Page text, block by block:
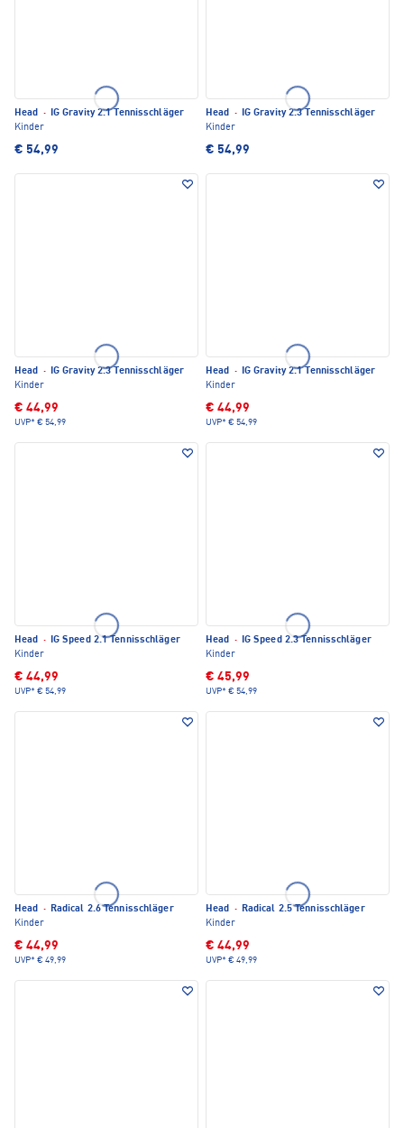
Head · IG Gravity 2.1 Tennisschläger
Kinder
€ 54,99
Head · IG Gravity 2.3 Tennisschläger
Kinder
€ 54,99
Head · IG Gravity 2.3 Tennisschläger
Kinder
€ 44,99
UVP* € 54,99
Head · IG Gravity 2.1 Tennisschläger
Kinder
€ 44,99
UVP* € 54,99
Head · IG Speed 2.1 Tennisschläger
Kinder
€ 44,99
UVP* € 54,99
Head · IG Speed 2.3 Tennisschläger
Kinder
€ 45,99
UVP* € 54,99
Head · Radical 2.6 Tennisschläger
Kinder
€ 44,99
UVP* € 49,99
Head · Radical 2.5 Tennisschläger
Kinder
€ 44,99
UVP* € 49,99